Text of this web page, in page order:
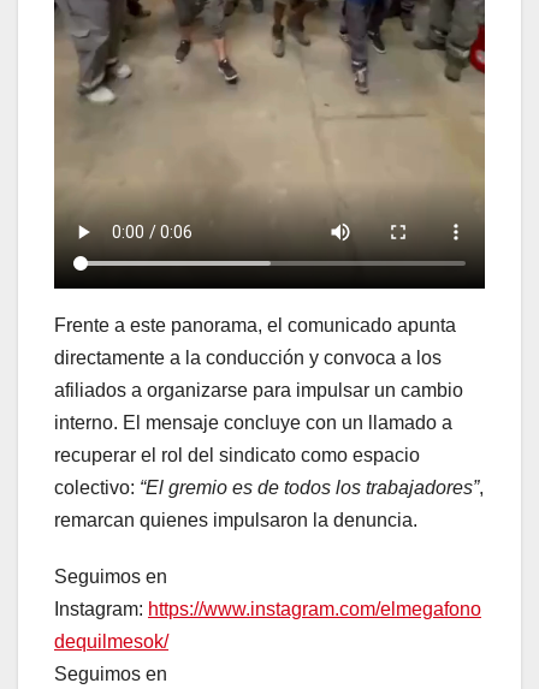
Frente a este panorama, el comunicado apunta
directamente a la conducción y convoca a los
afiliados a organizarse para impulsar un cambio
interno. El mensaje concluye con un llamado a
recuperar el rol del sindicato como espacio
colectivo: “El gremio es de todos los trabajadores”,
remarcan quienes impulsaron la denuncia.
Seguimos en
Instagram: https://www.instagram.com/elmegafono
dequilmesok/
Seguimos en